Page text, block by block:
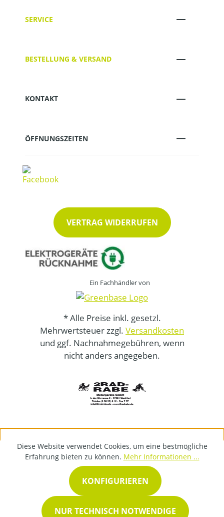
SERVICE
BESTELLUNG & VERSAND
KONTAKT
ÖFFNUNGSZEITEN
VERTRAG WIDERRUFEN
Ein Fachhändler von
* Alle Preise inkl. gesetzl.
Mehrwertsteuer zzgl. Versandkosten
und ggf. Nachnahmegebühren, wenn
nicht anders angegeben.
Diese Website verwendet Cookies, um eine bestmögliche
Erfahrung bieten zu können. Mehr Informationen ...
NUR TECHNISCH NOTWENDIGE
KONFIGURIEREN